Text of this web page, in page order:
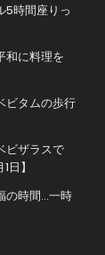
5時間座りっ
和に料理を
ビタムの歩行
ビザラスで
】
の時間…一時